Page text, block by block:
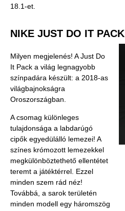
18.1-et.
NIKE JUST DO IT PACK
Milyen megjelenés! A Just Do
It Pack a világ legnagyobb
színpadára készült: a 2018-as
világbajnokságra
Oroszországban.
A csomag különleges
tulajdonsága a labdarúgó
cipők egyedülálló lemezei! A
színes krómozott lemezekkel
megkülönböztethető ellentétet
teremt a játéktérrel. Ezzel
minden szem rád néz!
Továbbá, a sarok területén
minden modell egy háromszög